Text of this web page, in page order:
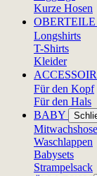
Kurze Hosen
OBERTEILE
Longshirts
T-Shirts
Kleider
Für den Kopf
Für den Hals
BABY
Waschlappen
Babysets
Strampelsack